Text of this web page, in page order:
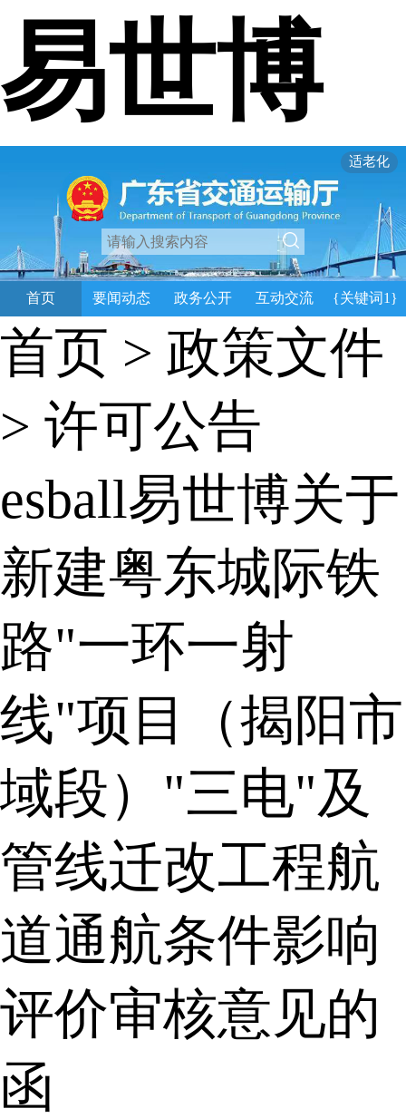
易世博
适老化
首页 要闻动态 政务公开 互动交流 {关键词1}
首页 > 政策文件
> 许可公告
esball易世博关于
新建粤东城际铁
路"一环一射
线"项目（揭阳市
域段）"三电"及
管线迁改工程航
道通航条件影响
评价审核意见的
函